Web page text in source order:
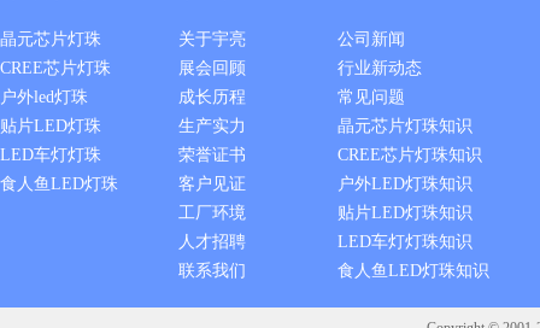
晶元芯片灯珠
CREE芯片灯珠
户外led灯珠
贴片LED灯珠
LED车灯灯珠
食人鱼LED灯珠
关于宇亮
展会回顾
成长历程
生产实力
荣誉证书
客户见证
工厂环境
人才招聘
联系我们
公司新闻
行业新动态
常见问题
晶元芯片灯珠知识
CREE芯片灯珠知识
户外LED灯珠知识
贴片LED灯珠知识
LED车灯灯珠知识
食人鱼LED灯珠知识